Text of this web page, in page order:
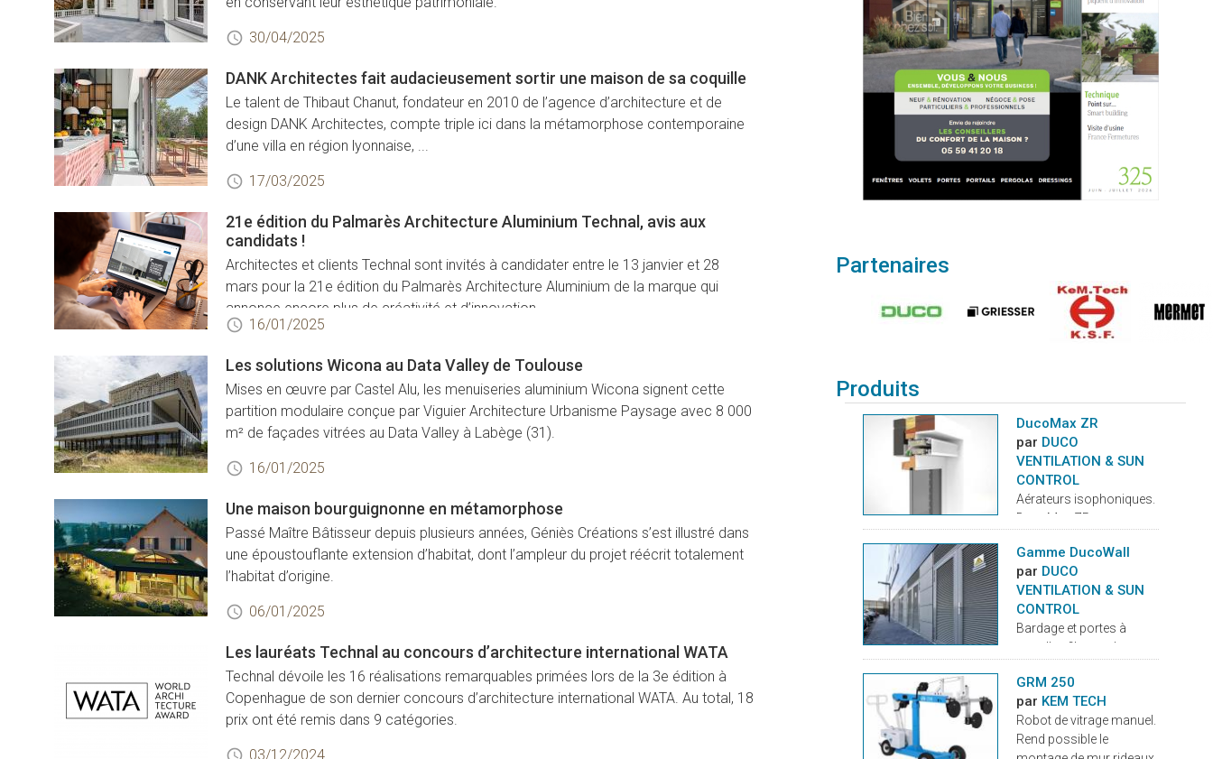
30/04/2025
DANK Architectes fait audacieusement sortir une maison de sa coquille
Le talent de Thibaut Chanut, fondateur en 2010 de l’agence d’architecture et de
design DANK Architectes, compte triple ici dans la métamorphose contemporaine
d’une villa en région lyonnaise, ...
17/03/2025
21e édition du Palmarès Architecture Aluminium Technal, avis aux
candidats !
Architectes et clients Technal sont invités à candidater entre le 13 janvier et 28
mars pour la 21e édition du Palmarès Architecture Aluminium de la marque qui
annonce encore plus de créativité et d’innovation.
16/01/2025
Les solutions Wicona au Data Valley de Toulouse
Mises en œuvre par Castel Alu, les menuiseries aluminium Wicona signent cette
partition modulaire conçue par Viguier Architecture Urbanisme Paysage avec 8 000
m² de façades vitrées au Data Valley à Labège (31).
16/01/2025
Une maison bourguignonne en métamorphose
Passé Maître Bâtisseur depuis plusieurs années, Géniès Créations s’est illustré dans
une époustouflante extension d’habitat, dont l’ampleur du projet réécrit totalement
l’habitat d’origine.
06/01/2025
Les lauréats Technal au concours d’architecture international WATA
Technal dévoile les 16 réalisations remarquables primées lors de la 3e édition à
Copenhague de son dernier concours d’architecture international WATA. Au total, 18
prix ont été remis dans 9 catégories.
03/12/2024
Partenaires
Produits
DucoMax ZR
par DUCO
VENTILATION & SUN
CONTROL
Aérateurs isophoniques.
DucoMax ZR est un
clapet autoréglable,
spécifiquement
développé pour les
situations de gêne
sonore forte. Les
fonctionnement
acoustique excellent.
Avantages: Convient
aux constructions en
Gamme DucoWall
par DUCO
VENTILATION & SUN
CONTROL
Bardage et portes à
ventelles filantes. Les
filantes de DUCO
assurent une ventilation
intensive aux endroits où
c’est nécessaire. Elles
GRM 250
par KEM TECH
Robot de vitrage manuel.
Rend possible le